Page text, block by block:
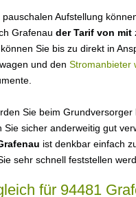
Aufstellung
Grafenau der Tarif von mit
Sie bis zu direkt in
und den Stromanbieter
Sie beim Grundversorger
Sie sicher anderweitig gut
ist denkbar einfach
sehr schnell feststellen
für 94481